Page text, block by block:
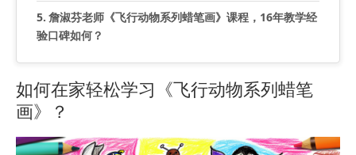
詹淑芬老师《飞行动物系列蜡笔画》课程，16年教学经
验口碑如何？
如何在家轻松学习《飞行动物系列蜡笔
画》？